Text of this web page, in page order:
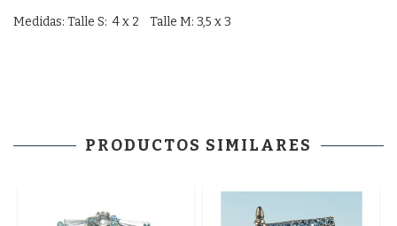
Medidas: Talle S: 4 x 2 Talle M: 3,5 x 3
PRODUCTOS SIMILARES